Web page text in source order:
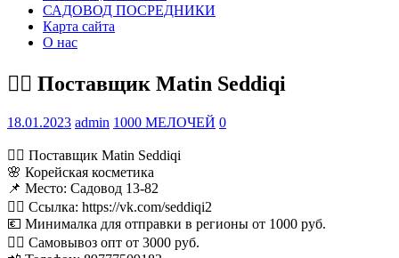
САДОВОД ПОСРЕДНИКИ
Карта сайта
О нас
💁‍♂ Поставщик Matin Seddiqi
18.01.2023 admin 1000 МЕЛОЧЕЙ 0
💁‍♂ Поставщик Matin Seddiqi
🌸 Корейская косметика
📌 Место: Садовод 13-82
👉🏻 Ссылка: https://vk.com/seddiqi2
💶 Минималка для отправки в регионы от 1000 руб.
🚶‍♂ Самовывоз опт от 3000 руб.